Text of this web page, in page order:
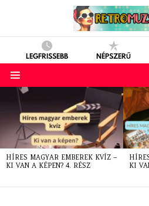
LEGFRISSEBB NÉPSZERŰ
LATEST
STORIES
HÍRES MAGYAR EMBEREK KVÍZ –
KI VAN A KÉPEN? 4. RÉSZ
KI